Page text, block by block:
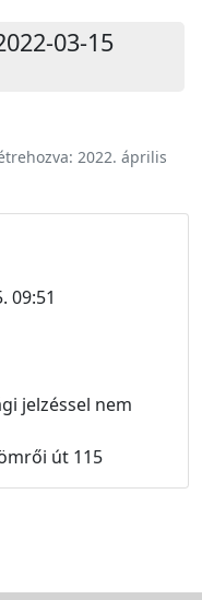
03-15
2022. április
09:51
jelzéssel nem
út 115